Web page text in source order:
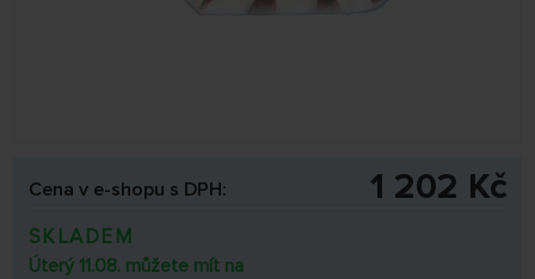
Cena v e-shopu s DPH: 1 202 Kč
SKLADEM
Úterý 11.08. můžete mít na